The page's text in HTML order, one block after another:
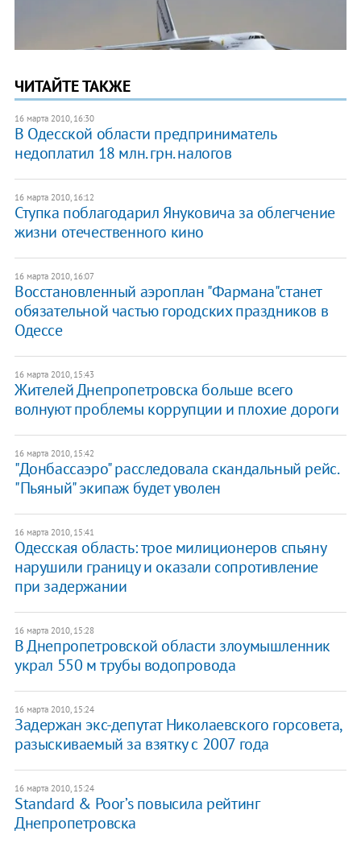
ЧИТАЙТЕ ТАКЖЕ
16 марта 2010, 16:30
В Одесской области предприниматель
недоплатил 18 млн. грн. налогов
16 марта 2010, 16:12
Ступка поблагодарил Януковича за облегчение
жизни отечественного кино
16 марта 2010, 16:07
Восстановленный аэроплан "Фармана"станет
обязательной частью городских праздников в
Одессе
16 марта 2010, 15:43
Жителей Днепропетровска больше всего
волнуют проблемы коррупции и плохие дороги
16 марта 2010, 15:42
"Донбассаэро" расследовала скандальный рейс.
"Пьяный" экипаж будет уволен
16 марта 2010, 15:41
Одесская область: трое милиционеров спьяну
нарушили границу и оказали сопротивление
при задержании
16 марта 2010, 15:28
В Днепропетровской области злоумышленник
украл 550 м трубы водопровода
16 марта 2010, 15:24
Задержан экс-депутат Николаевского горсовета,
разыскиваемый за взятку с 2007 года
16 марта 2010, 15:24
Standard & Poor’s повысила рейтинг
Днепропетровска